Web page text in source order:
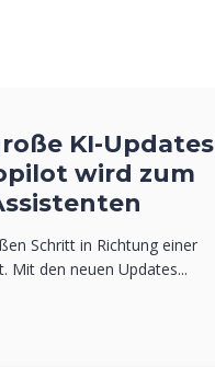
KI-Updates
wird zum
Schritt in Richtung einer
Mit den neuen Updates...